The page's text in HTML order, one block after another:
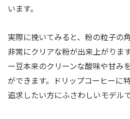
います。
実際に挽いてみると、粉の粒子の
非常にクリアな粉が出来上がりま
ー豆本来のクリーンな酸味や甘み
ができます。ドリップコーヒーに
追求したい方にふさわしいモデルで